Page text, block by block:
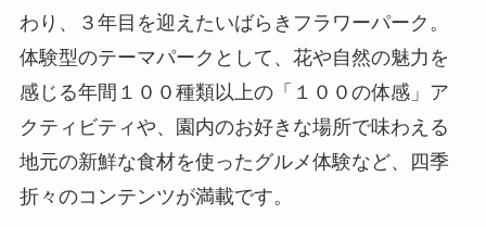
わり、３年目を迎えたいばらきフラワーパーク。
体験型のテーマパークとして、花や自然の魅力を
感じる年間１００種類以上の「１００の体感」ア
クティビティや、園内のお好きな場所で味わえる
地元の新鮮な食材を使ったグルメ体験など、四季
折々のコンテンツが満載です。